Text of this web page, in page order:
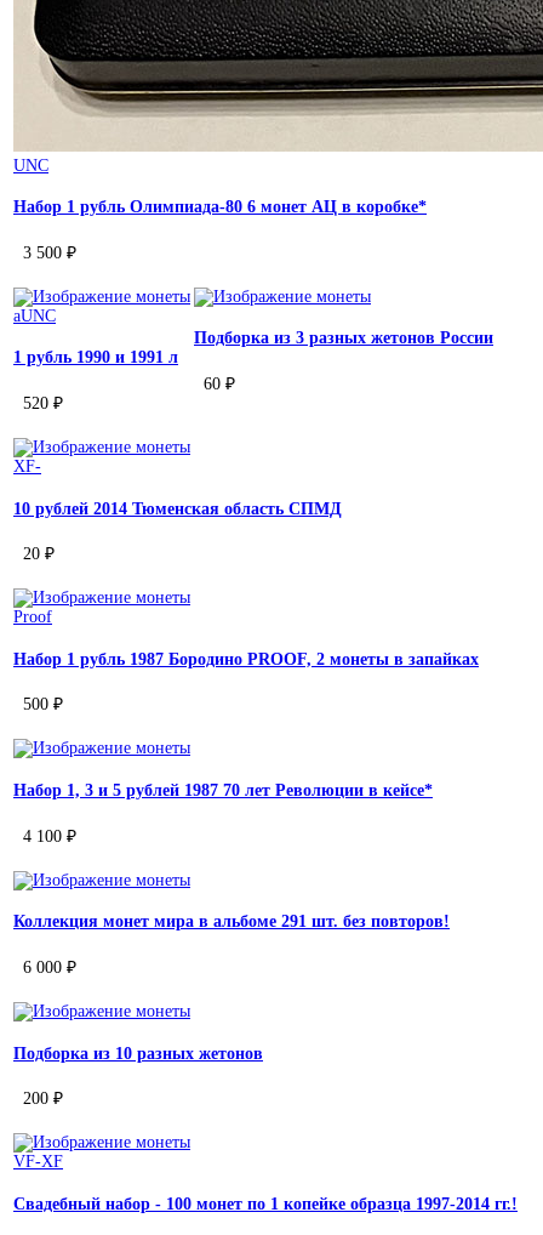
UNC
Набор 1 рубль Олимпиада-80 6 монет АЦ в коробке*
3 500 ₽
aUNC
1 рубль 1990 и 1991 л
520 ₽
Подборка из 3 разных жетонов России
60 ₽
XF-
10 рублей 2014 Тюменская область СПМД
20 ₽
Proof
Набор 1 рубль 1987 Бородино PROOF, 2 монеты в запайках
500 ₽
Набор 1, 3 и 5 рублей 1987 70 лет Революции в кейсе*
4 100 ₽
Коллекция монет мира в альбоме 291 шт. без повторов!
6 000 ₽
Подборка из 10 разных жетонов
200 ₽
VF-XF
Свадебный набор - 100 монет по 1 копейке образца 1997-2014 гг.!